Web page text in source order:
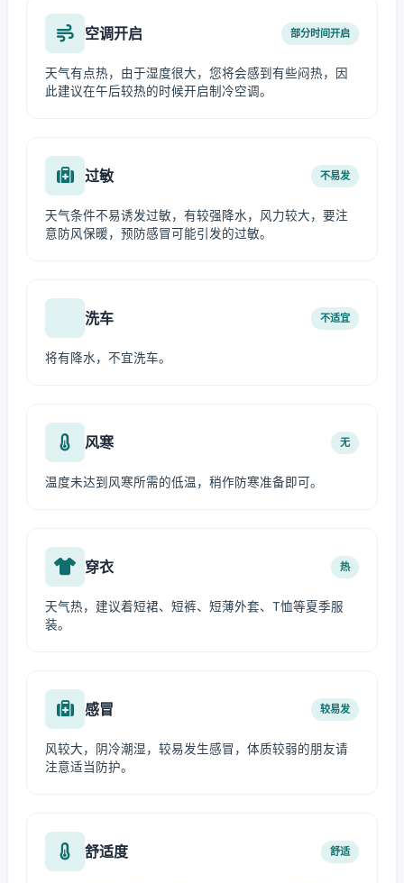
空调开启 部分时间开启
天气有点热，由于湿度很大，您将会感到有些闷热，因
此建议在午后较热的时候开启制冷空调。
过敏 不易发
天气条件不易诱发过敏，有较强降水，风力较大，要注
意防风保暖，预防感冒可能引发的过敏。
洗车 不适宜
将有降水，不宜洗车。
风寒 无
温度未达到风寒所需的低温，稍作防寒准备即可。
穿衣 热
天气热，建议着短裙、短裤、短薄外套、T恤等夏季服
装。
感冒 较易发
风较大，阴冷潮湿，较易发生感冒，体质较弱的朋友请
注意适当防护。
舒适度 舒适